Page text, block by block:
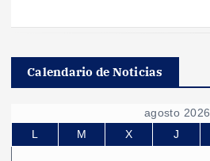
Calendario de Noticias
agosto 2026
L
M X J